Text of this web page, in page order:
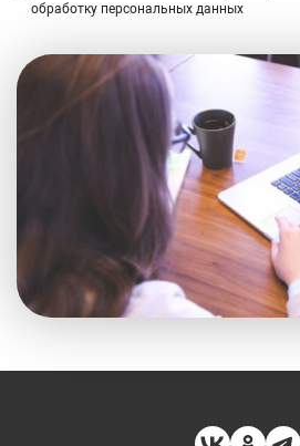
обработку персональных данных